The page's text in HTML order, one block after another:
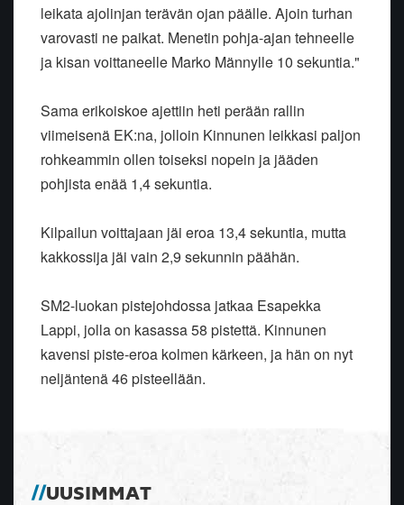
leikata ajolinjan terävän ojan päälle. Ajoin turhan
varovasti ne paikat. Menetin pohja-ajan tehneelle
ja kisan voittaneelle Marko Männylle 10 sekuntia."
Sama erikoiskoe ajettiin heti perään rallin
viimeisenä EK:na, jolloin Kinnunen leikkasi paljon
rohkeammin ollen toiseksi nopein ja jääden
pohjista enää 1,4 sekuntia.
Kilpailun voittajaan jäi eroa 13,4 sekuntia, mutta
kakkossija jäi vain 2,9 sekunnin päähän.
SM2-luokan pistejohdossa jatkaa Esapekka
Lappi, jolla on kasassa 58 pistettä. Kinnunen
kavensi piste-eroa kolmen kärkeen, ja hän on nyt
neljäntenä 46 pisteellään.
UUSIMMAT